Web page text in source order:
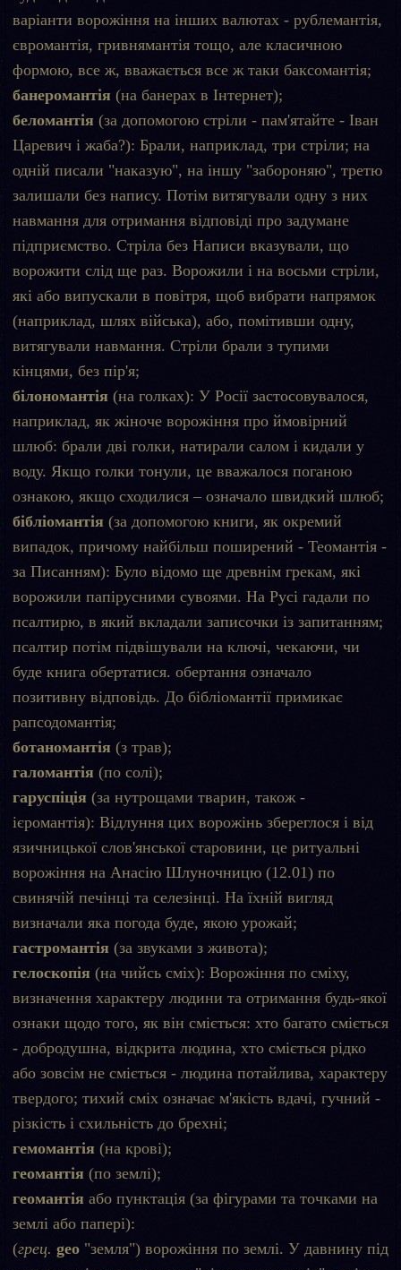
варіанти ворожіння на інших валютах - рублемантія,
євромантія, гривнямантія тощо, але класичною
формою, все ж, вважається все ж таки баксомантія;
банеромантія (на банерах в Інтернет);
беломантія (за допомогою стріли - пам'ятайте - Іван
Царевич і жаба?): Брали, наприклад, три стріли; на
одній писали "наказую", на іншу "забороняю", третю
залишали без напису. Потім витягували одну з них
навмання для отримання відповіді про задумане
підприємство. Стріла без Написи вказували, що
ворожити слід ще раз. Ворожили і на восьми стріли,
які або випускали в повітря, щоб вибрати напрямок
(наприклад, шлях війська), або, помітивши одну,
витягували навмання. Стріли брали з тупими
кінцями, без пір'я;
білономантія (на голках): У Росії застосовувалося,
наприклад, як жіноче ворожіння про ймовірний
шлюб: брали дві голки, натирали салом і кидали у
воду. Якщо голки тонули, це вважалося поганою
ознакою, якщо сходилися – означало швидкий шлюб;
бібліомантія (за допомогою книги, як окремий
випадок, причому найбільш поширений - Теомантія -
за Писанням): Було відомо ще древнім грекам, які
ворожили папірусними сувоями. На Русі гадали по
псалтирю, в який вкладали записочки із запитанням;
псалтир потім підвішували на ключі, чекаючи, чи
буде книга обертатися. обертання означало
позитивну відповідь. До бібліомантії примикає
рапсодомантія;
ботаномантія (з трав);
галомантія (по солі);
гаруспіція (за нутрощами тварин, також -
ієромантія): Відлуння цих ворожінь збереглося і від
язичницької слов'янської старовини, це ритуальні
ворожіння на Анасію Шлуночницю (12.01) по
свинячій печінці та селезінці. На їхній вигляд
визначали яка погода буде, якою урожай;
гастромантія (за звуками з живота);
гелоскопія (на чийсь сміх): Ворожіння по сміху,
визначення характеру людини та отримання будь-якої
ознаки щодо того, як він сміється: хто багато сміється
- добродушна, відкрита людина, хто сміється рідко
або зовсім не сміється - людина потайлива, характеру
твердого; тихий сміх означає м'якість вдачі, гучний -
різкість і схильність до брехні;
гемомантія (на крові);
геомантія (по землі);
геомантія або пунктація (за фігурами та точками на
землі або папері):
(грец. geo "земля") ворожіння по землі. У давнину під